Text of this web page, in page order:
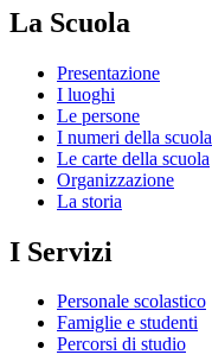
La Scuola
Presentazione
I luoghi
Le persone
I numeri della scuola
Le carte della scuola
Organizzazione
La storia
I Servizi
Personale scolastico
Famiglie e studenti
Percorsi di studio